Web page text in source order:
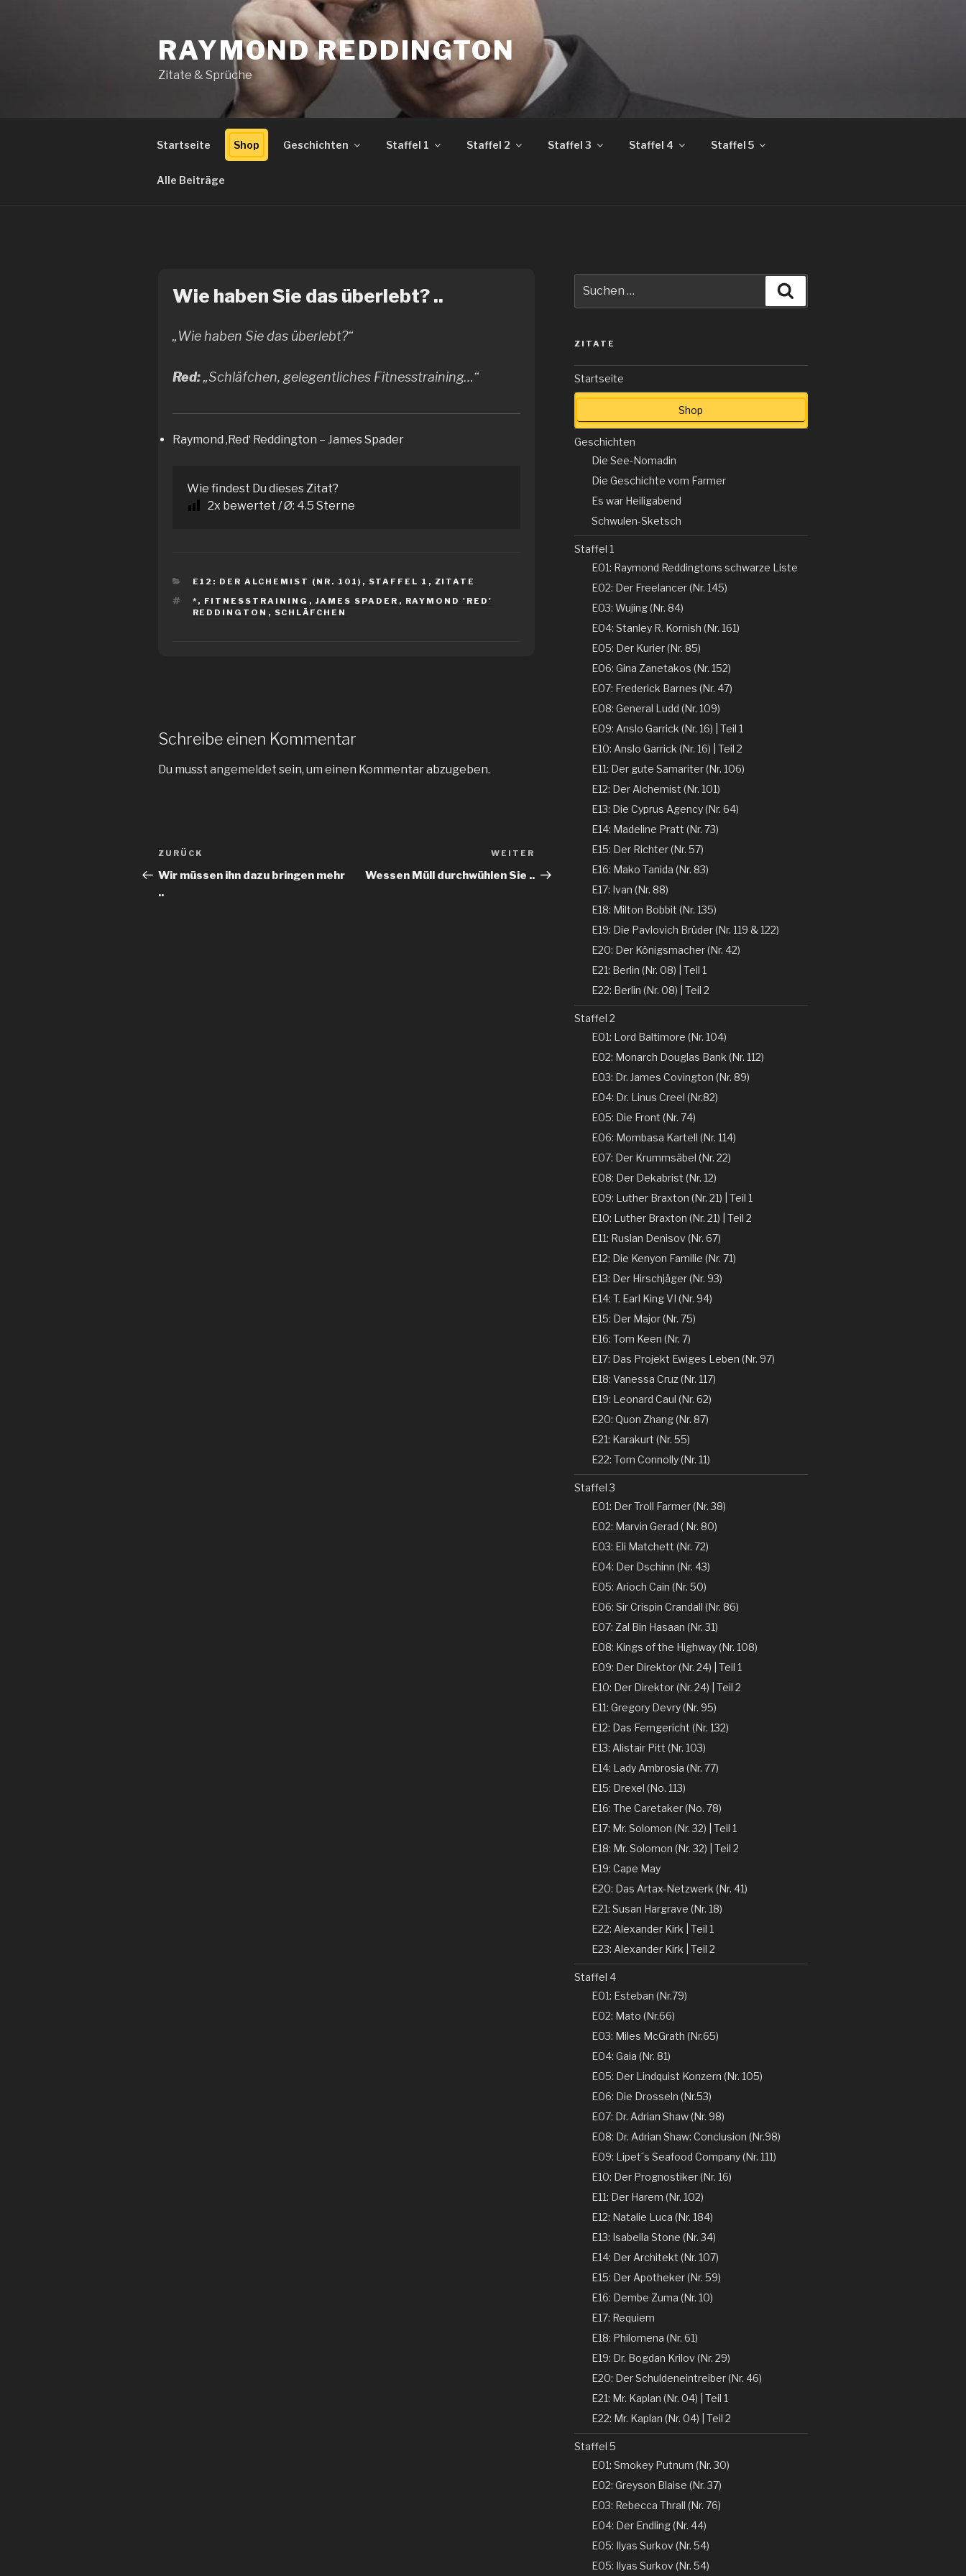
RAYMOND REDDINGTON
Zitate & Sprüche
Startseite Shop Geschichten Staffel 1 Staffel 2 Staffel 3 Staffel 4 Staffel 5
Alle Beiträge
Wie haben Sie das überlebt? ..
„Wie haben Sie das überlebt?“
Red:„Schläfchen, gelegentliches Fitnesstraining…“
Raymond ‚Red‘ Reddington – James Spader
Wie findest Du dieses Zitat?
2x bewertet / Ø: 4.5 Sterne
KATEGORIEN
E12: DER ALCHEMIST (NR. 101) , STAFFEL 1 , ZITATE
SCHLAGWÖRTER
* , FITNESSTRAINING , JAMES SPADER , RAYMOND 'RED'
REDDINGTON , SCHLÄFCHEN
Schreibe einen Kommentar
Du musst angemeldet sein, um einen Kommentar abzugeben.
Beitragsnavigation
Vorheriger
Beitrag
ZURÜCK
Wir müssen ihn dazu bringen mehr
..
Beitrag
WEITER
Wessen Müll durchwühlen Sie ..
nach:
ZITATE
Startseite
Shop
Geschichten
Die See-Nomadin
Die Geschichte vom Farmer
Es war Heiligabend
Schwulen-Sketsch
Staffel 1
E01: Raymond Reddingtons schwarze Liste
E02: Der Freelancer (Nr. 145)
E03: Wujing (Nr. 84)
E04: Stanley R. Kornish (Nr. 161)
E05: Der Kurier (Nr. 85)
E06: Gina Zanetakos (Nr. 152)
E07: Frederick Barnes (Nr. 47)
E08: General Ludd (Nr. 109)
E09: Anslo Garrick (Nr. 16) | Teil 1
E10: Anslo Garrick (Nr. 16) | Teil 2
E11: Der gute Samariter (Nr. 106)
E12: Der Alchemist (Nr. 101)
E13: Die Cyprus Agency (Nr. 64)
E14: Madeline Pratt (Nr. 73)
E15: Der Richter (Nr. 57)
E16: Mako Tanida (Nr. 83)
E17: Ivan (Nr. 88)
E18: Milton Bobbit (Nr. 135)
E19: Die Pavlovich Brüder (Nr. 119 & 122)
E20: Der Königsmacher (Nr. 42)
E21: Berlin (Nr. 08) | Teil 1
E22: Berlin (Nr. 08) | Teil 2
Staffel 2
E01: Lord Baltimore (Nr. 104)
E02: Monarch Douglas Bank (Nr. 112)
E03: Dr. James Covington (Nr. 89)
E04: Dr. Linus Creel (Nr.82)
E05: Die Front (Nr. 74)
E06: Mombasa Kartell (Nr. 114)
E07: Der Krummsäbel (Nr. 22)
E08: Der Dekabrist (Nr. 12)
E09: Luther Braxton (Nr. 21) | Teil 1
E10: Luther Braxton (Nr. 21) | Teil 2
E11: Ruslan Denisov (Nr. 67)
E12: Die Kenyon Familie (Nr. 71)
E13: Der Hirschjäger (Nr. 93)
E14: T. Earl King VI (Nr. 94)
E15: Der Major (Nr. 75)
E16: Tom Keen (Nr. 7)
E17: Das Projekt Ewiges Leben (Nr. 97)
E18: Vanessa Cruz (Nr. 117)
E19: Leonard Caul (Nr. 62)
E20: Quon Zhang (Nr. 87)
E21: Karakurt (Nr. 55)
E22: Tom Connolly (Nr. 11)
Staffel 3
E01: Der Troll Farmer (Nr. 38)
E02: Marvin Gerad ( Nr. 80)
E03: Eli Matchett (Nr. 72)
E04: Der Dschinn (Nr. 43)
E05: Arioch Cain (Nr. 50)
E06: Sir Crispin Crandall (Nr. 86)
E07: Zal Bin Hasaan (Nr. 31)
E08: Kings of the Highway (Nr. 108)
E09: Der Direktor (Nr. 24) | Teil 1
E10: Der Direktor (Nr. 24) | Teil 2
E11: Gregory Devry (Nr. 95)
E12: Das Femgericht (Nr. 132)
E13: Alistair Pitt (Nr. 103)
E14: Lady Ambrosia (Nr. 77)
E15: Drexel (No. 113)
E16: The Caretaker (No. 78)
E17: Mr. Solomon (Nr. 32) | Teil 1
E18: Mr. Solomon (Nr. 32) | Teil 2
E19: Cape May
E20: Das Artax-Netzwerk (Nr. 41)
E21: Susan Hargrave (Nr. 18)
E22: Alexander Kirk | Teil 1
E23: Alexander Kirk | Teil 2
Staffel 4
E01: Esteban (Nr.79)
E02: Mato (Nr.66)
E03: Miles McGrath (Nr.65)
E04: Gaia (Nr. 81)
E05: Der Lindquist Konzern (Nr. 105)
E06: Die Drosseln (Nr.53)
E07: Dr. Adrian Shaw (Nr. 98)
E08: Dr. Adrian Shaw: Conclusion (Nr.98)
E09: Lipet´s Seafood Company (Nr. 111)
E10: Der Prognostiker (Nr. 16)
E11: Der Harem (Nr. 102)
E12: Natalie Luca (Nr. 184)
E13: Isabella Stone (Nr. 34)
E14: Der Architekt (Nr. 107)
E15: Der Apotheker (Nr. 59)
E16: Dembe Zuma (Nr. 10)
E17: Requiem
E18: Philomena (Nr. 61)
E19: Dr. Bogdan Krilov (Nr. 29)
E20: Der Schuldeneintreiber (Nr. 46)
E21: Mr. Kaplan (Nr. 04) | Teil 1
E22: Mr. Kaplan (Nr. 04) | Teil 2
Staffel 5
E01: Smokey Putnum (Nr. 30)
E02: Greyson Blaise (Nr. 37)
E03: Rebecca Thrall (Nr. 76)
E04: Der Endling (Nr. 44)
E05: Ilyas Surkov (Nr. 54)
E05: Ilyas Surkov (Nr. 54)